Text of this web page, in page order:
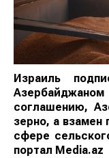
Израиль
соглашению,
зерно, а взамен
сфере
портал Мedia.az